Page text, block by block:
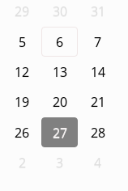
29 30 31
5 6 7
12 13 14
19 20 21
26 27 28
2 3 4